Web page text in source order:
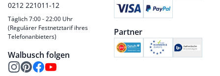
0212 221011-12
Täglich 7:00 - 22:00 Uhr
(Regulärer Festnetztarif ihres
Telefonanbieters)
Walbusch folgen
Partner